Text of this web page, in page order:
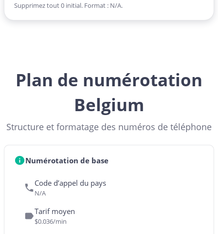
Supprimez tout 0 initial. Format : N/A.
Plan de numérotation
Belgium
Structure et formatage des numéros de téléphone
Numérotation de base
Code d’appel du pays
N/A
Tarif moyen
$0.036/min